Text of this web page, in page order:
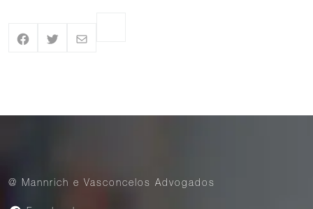
@ Mannrich e Vasconcelos Advogados